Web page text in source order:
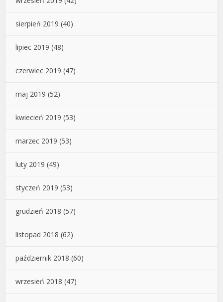
sierpień 2019 (40)
lipiec 2019 (48)
czerwiec 2019 (47)
maj 2019 (52)
kwiecień 2019 (53)
marzec 2019 (53)
luty 2019 (49)
styczeń 2019 (53)
grudzień 2018 (57)
listopad 2018 (62)
październik 2018 (60)
wrzesień 2018 (47)